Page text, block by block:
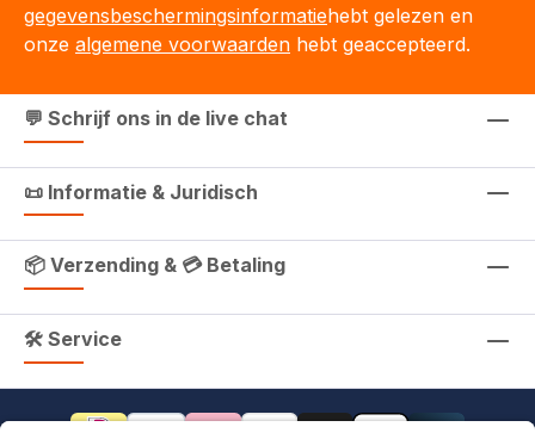
gegevensbeschermingsinformatiehebt gelezen en
onze algemene voorwaarden hebt geaccepteerd.
💬 Schrijf ons in de live chat
📜 Informatie & Juridisch
📦 Verzending & 💳 Betaling
🛠 Service